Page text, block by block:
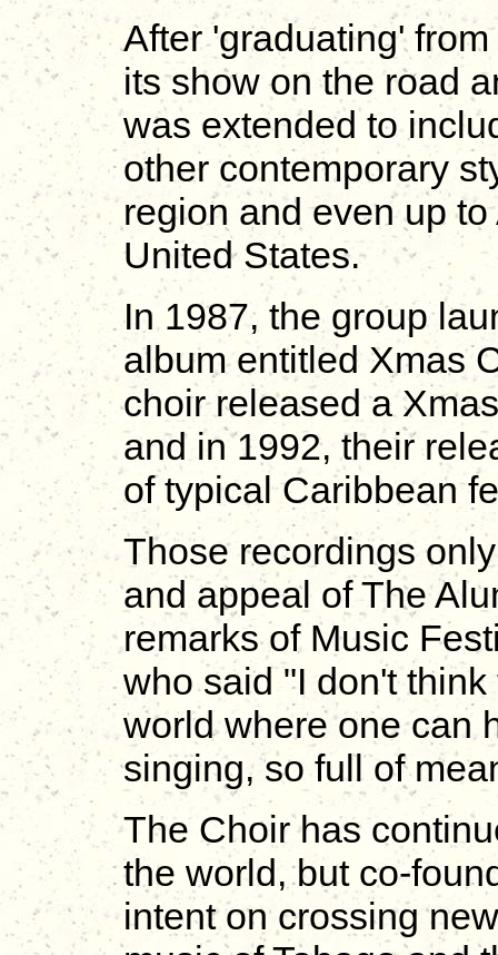
After 'graduating'
its show on the road
was extended to
other contemporary
region and even up
United States.
In 1987, the group
album entitled Xmas
choir released a
and in 1992, their
of typical Caribbean
Those recordings
and appeal of The
remarks of Music
who said "I don't
world where one can
singing, so full of
The Choir has
the world, but co-
intent on crossing